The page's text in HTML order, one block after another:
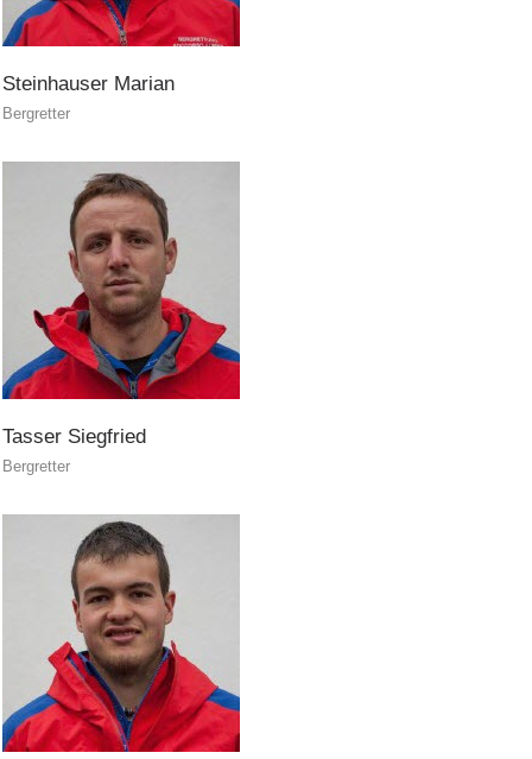
Steinhauser Marian
Bergretter
Tasser Siegfried
Bergretter